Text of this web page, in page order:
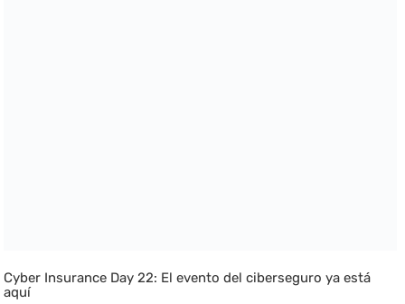
Cyber Insurance Day 22: El evento del ciberseguro ya está
aquí